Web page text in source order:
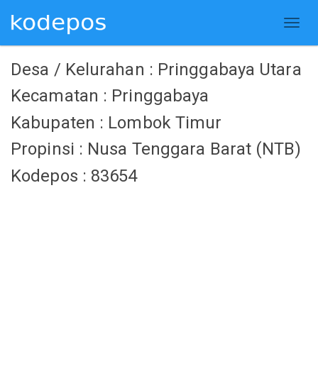
Desa / Kelurahan : Pringgabaya Utara
Kecamatan : Pringgabaya
Kabupaten : Lombok Timur
Propinsi : Nusa Tenggara Barat (NTB)
Kodepos : 83654